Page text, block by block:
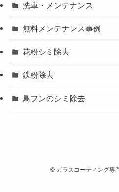
洗車・メンテナンス
無料メンテナンス事例
花粉シミ除去
鉄粉除去
鳥フンのシミ除去
©ガラスコーティング専